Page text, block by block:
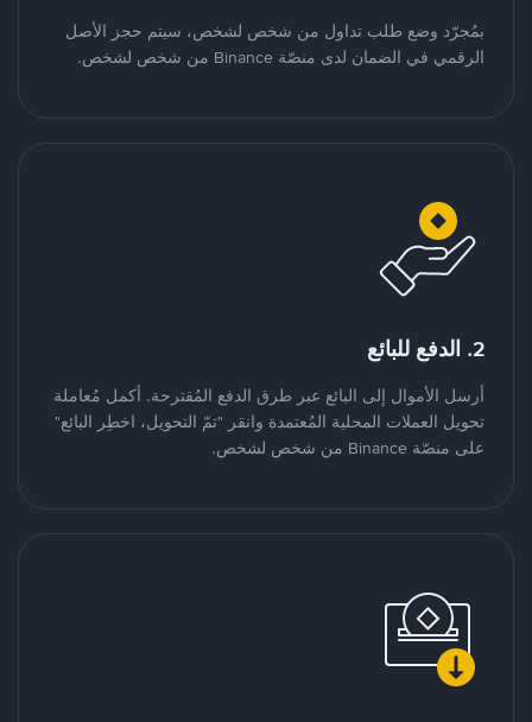
بمُجرّد وضع طلب تداول من شخص لشخص، سيتم حجز الأصل
الرقمي في الضمان لدى منصّة Binance من شخص لشخص.
2. الدفع للبائع
أرسل الأموال إلى البائع عبر طرق الدفع المُقترحة. أكمل مُعاملة
تحويل العملات المحلية المُعتمدة وانقر "تمّ التحويل، اخطِر البائع"
على منصّة Binance من شخص لشخص.